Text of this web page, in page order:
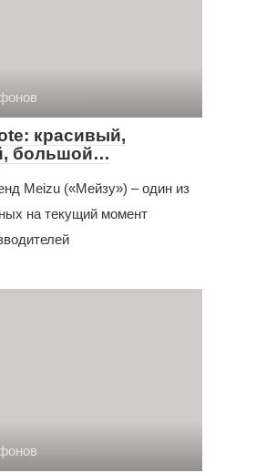
красивый,
большой…
Meizu («Мейзу») – один из
на текущий момент